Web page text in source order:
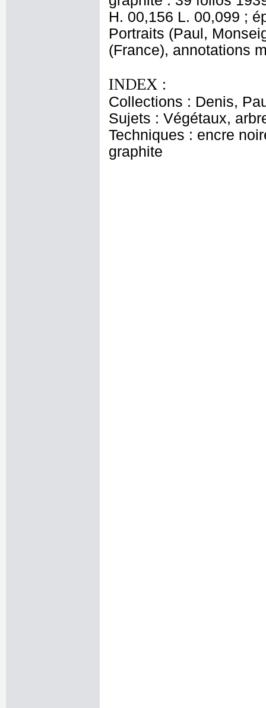
H. 00,156 L. 00,099 ;
Portraits (Paul,
(France), annotations
INDEX :
Collections : Denis,
Sujets : Végétaux,
Techniques : encre
graphite